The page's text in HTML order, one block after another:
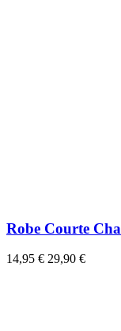
Robe Courte
14,95 € 29,90 €